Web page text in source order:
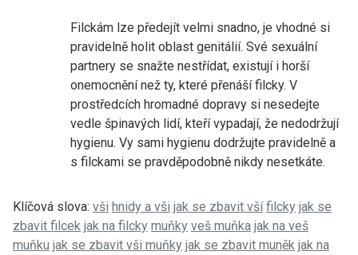
Filckám lze předejít velmi snadno, je vhodné si
pravidelně holit oblast genitálií. Své sexuální
partnery se snažte nestřídat, existují i horší
onemocnění než ty, které přenáší filcky. V
prostředcích hromadné dopravy si nesedejte
vedle špinavých lidí, kteří vypadají, že nedodržují
hygienu. Vy sami hygienu dodržujte pravidelně a
s filckami se pravděpodobně nikdy nesetkáte.
Klíčová slova: vši hnidy a vši jak se zbavit vší filcky jak se
zbavit filcek jak na filcky muňky veš muňka jak na veš
muňku jak se zbavit vši muňky jak se zbavit muněk jak na